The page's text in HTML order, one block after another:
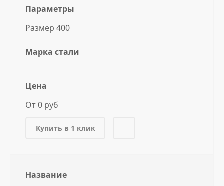
Параметры
Размер 400
Марка стали
Цена
От 0 руб
Купить в 1 клик
Название